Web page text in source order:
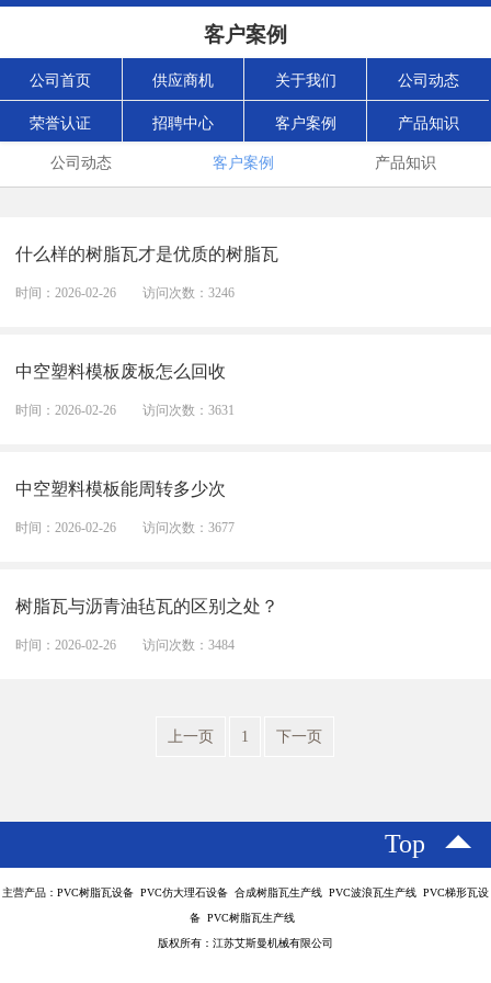
客户案例
公司首页 供应商机 关于我们 公司动态
荣誉认证 招聘中心 客户案例 产品知识
公司动态 客户案例 产品知识
什么样的树脂瓦才是优质的树脂瓦
时间：2026-02-26 访问次数：3246
中空塑料模板废板怎么回收
时间：2026-02-26 访问次数：3631
中空塑料模板能周转多少次
时间：2026-02-26 访问次数：3677
树脂瓦与沥青油毡瓦的区别之处？
时间：2026-02-26 访问次数：3484
上一页 1 下一页
Top
主营产品：PVC树脂瓦设备 PVC仿大理石设备 合成树脂瓦生产线 PVC波浪瓦生产线 PVC梯形瓦设
备 PVC树脂瓦生产线
版权所有：江苏艾斯曼机械有限公司